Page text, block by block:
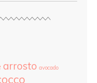
arrosto avocado